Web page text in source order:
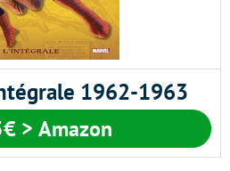
1962-1963
> Amazon